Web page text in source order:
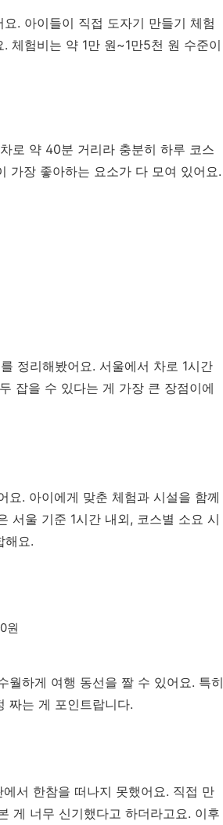
. 아이들이 직접 도자기 만들기 체험
체험비는 약 1만 원~1만5천 원 수준이
로 약 40분 거리라 충분히 하루 코스
가장 좋아하는 요소가 다 모여 있어요.
정리해봤어요. 서울에서 차로 1시간
잡을 수 있다는 게 가장 큰 장점이에
요. 아이에게 맞춘 체험과 시설을 함께
서울 기준 1시간 내외, 코스별 소요 시
해요.
원
월하게 여행 동선을 짤 수 있어요. 특히
짜는 게 포인트랍니다.
서 한참을 떠나지 못했어요. 직접 만
게 너무 신기했다고 하더라고요. 이후